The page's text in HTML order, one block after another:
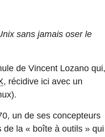
sans jamais oser le
de Vincent Lozano qui,
, récidive ici avec un
un de ses concepteurs
la « boîte à outils » qui